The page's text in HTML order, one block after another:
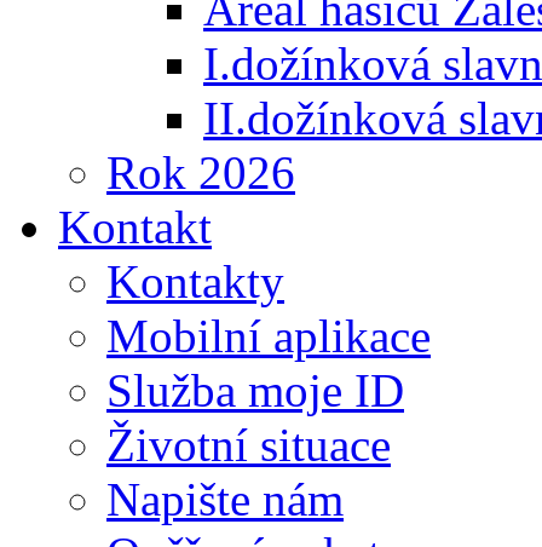
I.dožínková
II.dožínková
Rok 2026
Kontakt
Kontakty
Mobilní aplikace
Služba moje ID
Životní situace
Napište nám